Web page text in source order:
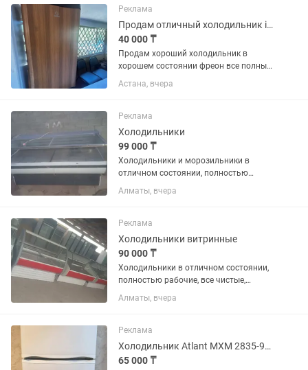
Реклама
Продам отличный холодильник indesit
40 000 ₸
Продам хороший холодильник в
хорошем состоянии фреон все полный
только вчера залили
Астана, вчера
Реклама
Холодильники
99 000 ₸
Холодильники и морозильники в
отличном состоянии, полностью
рабочие, все чистые ухожэные как на
фото, на каждый холодильник дам
помогу с доставкой, кому интересно...
Алматы, вчера
Реклама
Холодильники витринные
90 000 ₸
Холодильники в отличном состоянии,
полностью рабочие, все чистые,
ухоженные как на фото, есть разные
варианты, большой выбор
Алматы, вчера
Реклама
Холодильник Atlant МХМ 2835-90 белый
65 000 ₸